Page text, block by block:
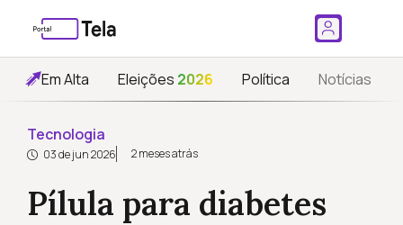
Em Alta Eleições 2026 Política Notícias
Tecnologia
03 de jun 2026 2 meses atrás
Pílula para diabetes